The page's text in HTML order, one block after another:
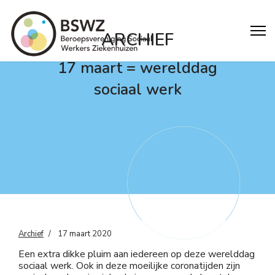
ARCHIEF
17 maart = werelddag
sociaal werk
Archief 17 maart 2020
Een extra dikke pluim aan iedereen op deze werelddag
sociaal werk. Ook in deze moeilijke coronatijden zijn